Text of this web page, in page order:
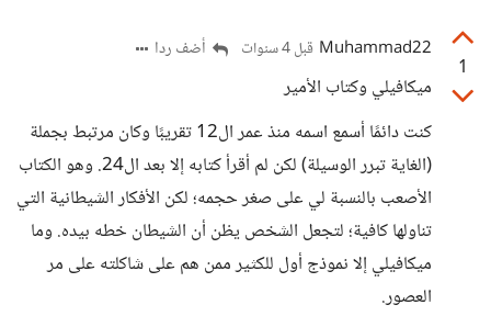
1
Muhammad22 قبل 4 سنوات أضف ردا
ميكافيلي وكتاب الأمير
كنت دائمًا أسمع اسمه منذ عمر ال12 تقريبًا وكان مرتبط بجملة
(الغاية تبرر الوسيلة) لكن لم أقرأ كتابه إلا بعد ال24. وهو الكتاب
الأصعب بالنسبة لي على صغر حجمه؛ لكن الأفكار الشيطانية التي
تناولها كافية؛ لتجعل الشخص يظن أن الشيطان خطه بيده. وما
ميكافيلي إلا نموذج أول للكثير ممن هم على شاكلته على مر
العصور.